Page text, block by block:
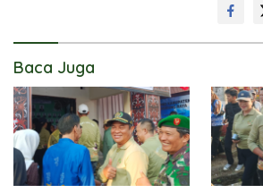
Baca Juga